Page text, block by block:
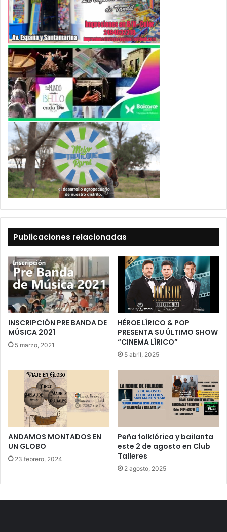
Publicaciones relacionadas
INSCRIPCIÓN PRE BANDA DE
MÚSICA 2021
5 marzo, 2021
HÉROE LÍRICO & POP
PRESENTA SU ÚLTIMO SHOW
“CINEMA LÍRICO”
5 abril, 2025
ANDAMOS MONTADOS EN
UN GLOBO
23 febrero, 2024
Peña folklórica y bailanta
este 2 de agosto en Club
Talleres
2 agosto, 2025